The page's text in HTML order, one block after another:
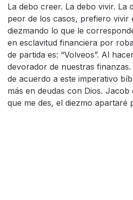
La debo creer. La debo vivir. La
peor de los casos, prefiero vivir
diezmando lo que le
en esclavitud financiera por
de partida es: “Volveos”. Al
devorador de nuestras finanzas.
de acuerdo a este imperativo
más en deudas con Dios. Jacob
que me des, el diezmo apartaré